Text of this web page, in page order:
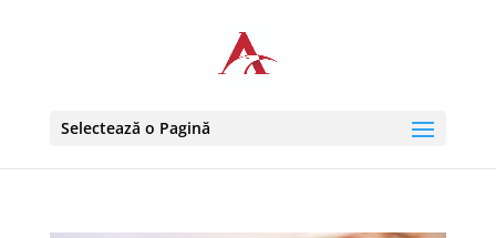
Selectează o Pagină